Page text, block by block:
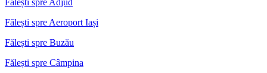
Fălești spre Adjud
Fălești spre Aeroport Iași
Fălești spre Buzău
Fălești spre Câmpina